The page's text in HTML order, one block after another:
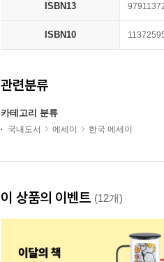
ISBN13
ISBN10
관련분류
카테고리 분류
국내도서 에세이 한국 에세이
이 상품의 이벤트 (12개)